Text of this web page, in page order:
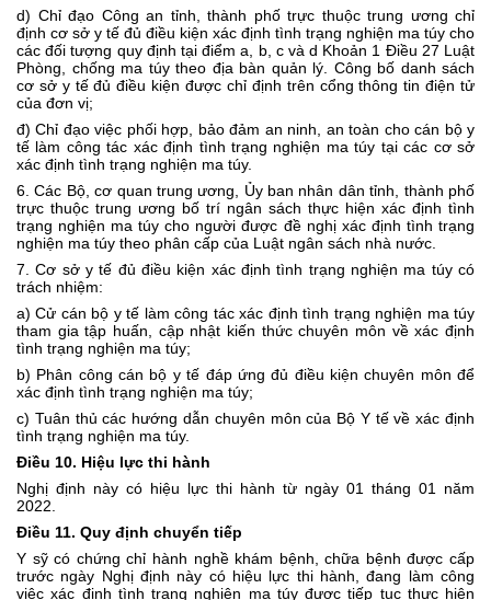
d) Chỉ đạo Công an tỉnh, thành phố trực thuộc trung ương chỉ
định cơ sở y tế đủ điều kiện xác định tình trạng nghiện ma túy cho
các đối tượng quy định tạiđiểm a, b, c và d Khoản 1 Điều 27 Luật
Phòng, chống ma túytheo địa bàn quản lý. Công bố danh sách
cơ sở y tế đủ điều kiện được chỉ định trên cổng thông tin điện tử
của đơn vị;
đ) Chỉ đạo việc phối hợp, bảo đảm an ninh, an toàn cho cán bộ y
tế làm công tác xác định tình trạng nghiện ma túy tại các cơ sở
xác định tình trạng nghiện ma túy.
6. Các Bộ, cơ quan trung ương, Ủy ban nhân dân tỉnh, thành phố
trực thuộc trung ương bố trí ngân sách thực hiện xác định tình
trạng nghiện ma túy cho người được đề nghị xác định tình trạng
nghiện ma túy theo phân cấp của Luật ngân sách nhà nước.
7. Cơ sở y tế đủ điều kiện xác định tình trạng nghiện ma túy có
trách nhiệm:
a) Cử cán bộ y tế làm công tác xác định tình trạng nghiện ma túy
tham gia tập huấn, cập nhật kiến thức chuyên môn về xác định
tình trạng nghiện ma túy;
b) Phân công cán bộ y tế đáp ứng đủ điều kiện chuyên môn để
xác định tình trạng nghiện ma túy;
c) Tuân thủ các hướng dẫn chuyên môn của Bộ Y tế về xác định
tình trạng nghiện ma túy.
Điều 10. Hiệu lực thi hành
Nghị định này có hiệu lực thi hành từ ngày 01 tháng 01 năm
2022.
Điều 11. Quy định chuyển tiếp
Y sỹ có chứng chỉ hành nghề khám bệnh, chữa bệnh được cấp
trước ngày Nghị định này có hiệu lực thi hành, đang làm công
việc xác định tình trạng nghiện ma túy được tiếp tục thực hiện